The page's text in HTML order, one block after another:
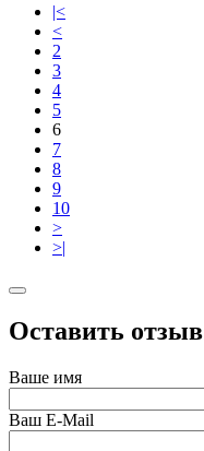
|<
<
2
3
4
5
6
7
8
9
10
>
>|
Оставить отзыв
Ваше имя
Ваш E-Mail